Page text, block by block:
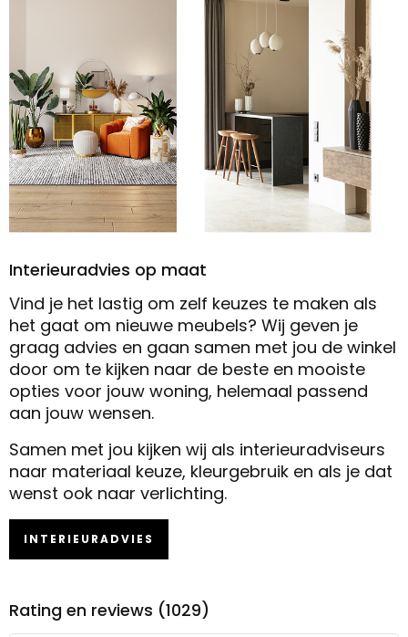
Interieuradvies op maat
Vind je het lastig om zelf keuzes te maken als
het gaat om nieuwe meubels? Wij geven je
graag advies en gaan samen met jou de winkel
door om te kijken naar de beste en mooiste
opties voor jouw woning, helemaal passend
aan jouw wensen.
Samen met jou kijken wij als interieuradviseurs
naar materiaal keuze, kleurgebruik en als je dat
wenst ook naar verlichting.
INTERIEURADVIES
Rating en reviews (1029)